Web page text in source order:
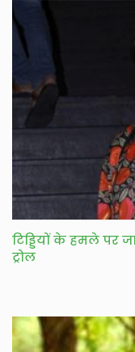
टिड्डियों के हमले पर
ट्रोल